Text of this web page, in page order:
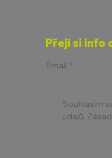
Přeji si info
Email *
Souhlasím
údajů.